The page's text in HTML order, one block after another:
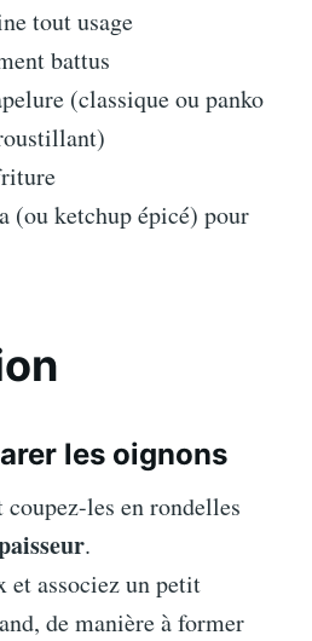
tout usage
battus
(classique ou panko
(ou ketchup épicé) pour
les oignons
les en rondelles
.
et associez un petit
de manière à former